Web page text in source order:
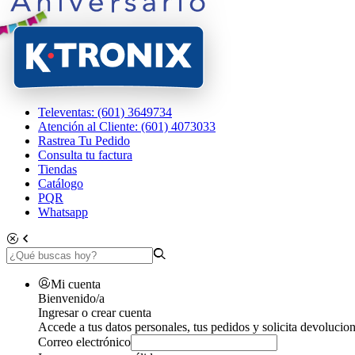
Televentas: (601) 3649734
Atención al Cliente: (601) 4073033
Rastrea Tu Pedido
Consulta tu factura
Tiendas
Catálogo
PQR
Whatsapp
Mi cuenta
Bienvenido/a
Ingresar o crear cuenta
Accede a tus datos personales, tus pedidos y solicita
Correo electrónico